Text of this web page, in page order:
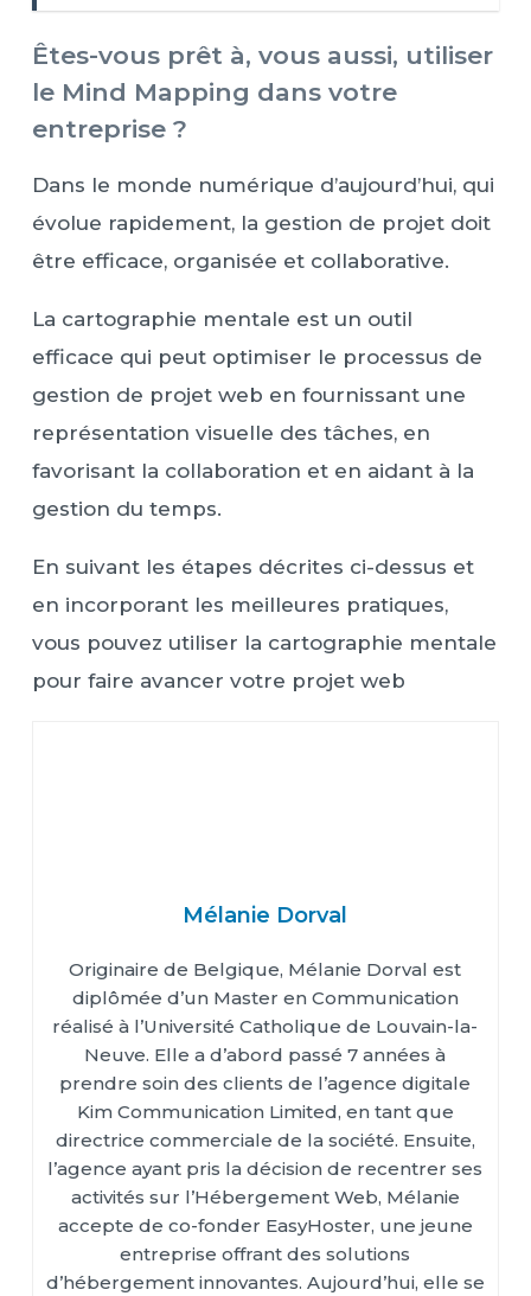
Êtes-vous prêt à, vous aussi, utiliser
le Mind Mapping dans votre
entreprise ?
Dans le monde numérique d’aujourd’hui, qui
évolue rapidement, la gestion de projet doit
être efficace, organisée et collaborative.
La cartographie mentale est un outil
efficace qui peut optimiser le processus de
gestion de projet web en fournissant une
représentation visuelle des tâches, en
favorisant la collaboration et en aidant à la
gestion du temps.
En suivant les étapes décrites ci-dessus et
en incorporant les meilleures pratiques,
vous pouvez utiliser la cartographie mentale
pour faire avancer votre projet web
Mélanie Dorval
Originaire de Belgique, Mélanie Dorval est
diplômée d’un Master en Communication
réalisé à l’Université Catholique de Louvain-la-
Neuve. Elle a d’abord passé 7 années à
prendre soin des clients de l’agence digitale
Kim Communication Limited, en tant que
directrice commerciale de la société. Ensuite,
l’agence ayant pris la décision de recentrer ses
activités sur l’Hébergement Web, Mélanie
accepte de co-fonder EasyHoster, une jeune
entreprise offrant des solutions
d’hébergement innovantes. Aujourd’hui, elle se